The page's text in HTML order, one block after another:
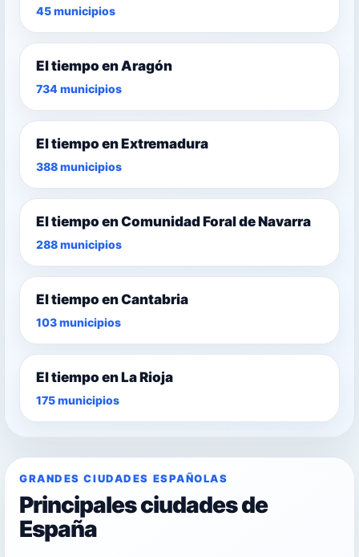
45 municipios
El tiempo en Aragón
734 municipios
El tiempo en Extremadura
388 municipios
El tiempo en Comunidad Foral de Navarra
288 municipios
El tiempo en Cantabria
103 municipios
El tiempo en La Rioja
175 municipios
GRANDES CIUDADES ESPAÑOLAS
Principales ciudades de
España